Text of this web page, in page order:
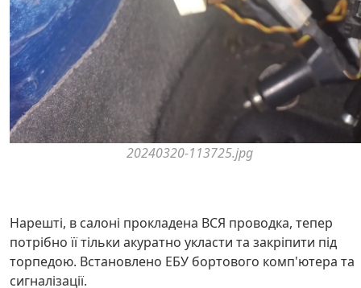
20240320-113725.jpg
Нарешті, в салоні прокладена ВСЯ проводка, тепер
потрібно її тільки акуратно укласти та закріпити під
торпедою. Встановлено ЕБУ бортового комп'ютера та
сигналізації.